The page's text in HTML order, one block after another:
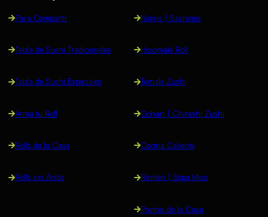
Para Compartir
Tabla de Sushi Tradicionales
Tabla de Sushi Especiales
Arma tu Roll
Rolls de la Casa
Rolls sin Arroz
Nigiris | Sashimis
Hosomaki Roll
Temaki Zushi
Gohan | Chirashi Zushi
Cocina Caliente
Ramen | Sopa Miso
Postres de la Casa